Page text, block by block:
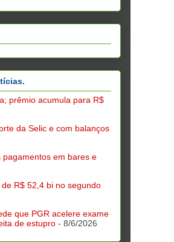
prêmio acumula para R$
da Selic e com balanços
pagamentos em bares e
R$ 52,4 bi no segundo
que PGR acelere exame
de estupro - 8/6/2026